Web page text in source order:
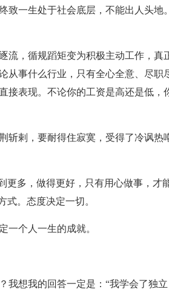
致一生处于社会底层，不能出人头地
流，循规蹈矩变为积极主动工作，真
从事什么行业，只有全心全意、尽职
接表现。不论你的工资是高还是低，
斩剌，要耐得住寂寞，受得了冷讽热
更多，做得更好，只有用心做事，才
式。态度决定一切。
一个人一生的成就。
我想我的回答一定是：“我学会了独